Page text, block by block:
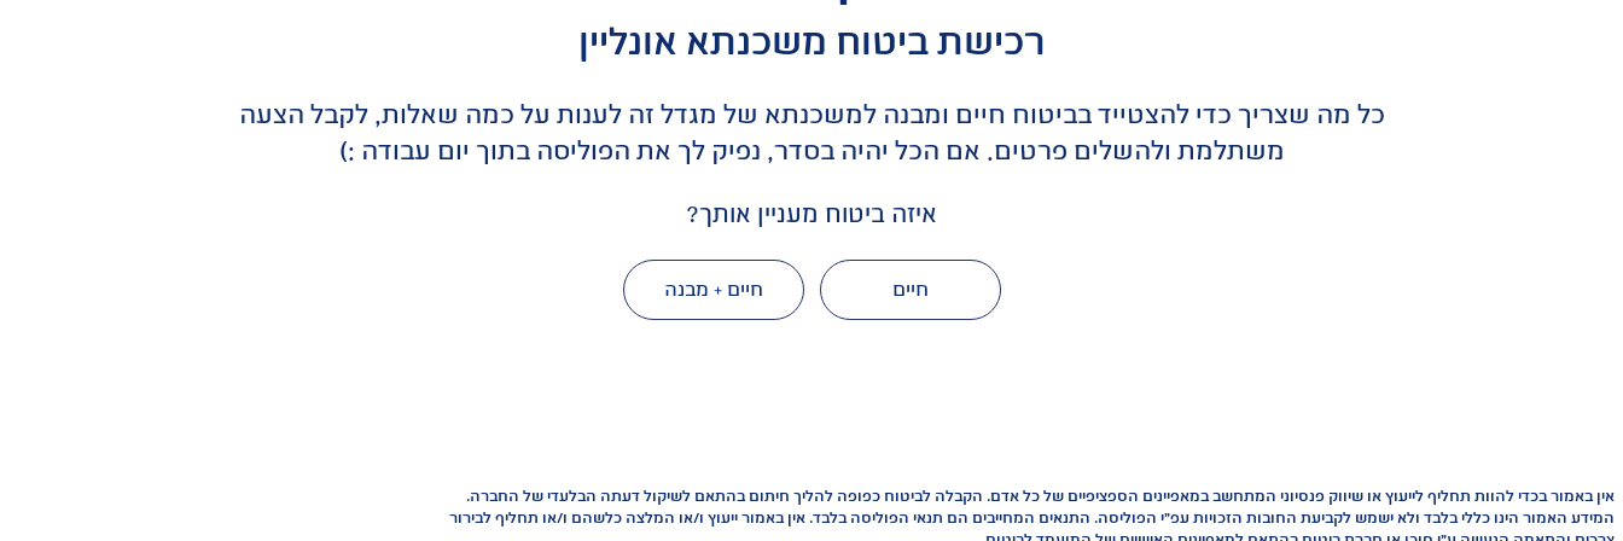
רכישת ביטוח משכנתא אונליין
כל מה שצריך כדי להצטייד בביטוח חיים ומבנה למשכנתא של מגדל זה לענות על כמה שאלות, לקבל הצעה
משתלמת ולהשלים פרטים. אם הכל יהיה בסדר, נפיק לך את הפוליסה בתוך יום עבודה :)
איזה ביטוח מעניין אותך?
חיים חיים + מבנה
אין באמור בכדי להוות תחליף לייעוץ או שיווק פנסיוני המתחשב במאפיינים הספציפיים של כל אדם. הקבלה לביטוח כפופה להליך חיתום בהתאם לשיקול דעתה הבלעדי של החברה.
המידע האמור הינו כללי בלבד ולא ישמש לקביעת החובות הזכויות עפ"י הפוליסה. התנאים המחייבים הם תנאי הפוליסה בלבד. אין באמור ייעוץ ו/או המלצה כלשהם ו/או תחליף לבירור